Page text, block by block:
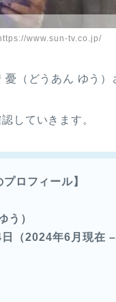
www.sun-tv.co.jp/
（どうあん ゆう）
していきます。
ロフィール】
う）
（2024年6月現在 –